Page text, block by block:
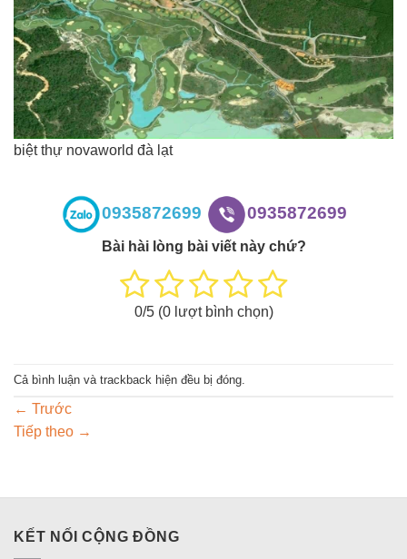
biệt thự novaworld đà lạt
0935872699 0935872699
Bài hài lòng bài viết này chứ?
0/5 (0lượt bình chọn)
Cả bình luận và trackback hiện đều bị đóng.
← Trước
Tiếp theo →
KẾT NỐI CỘNG ĐỒNG